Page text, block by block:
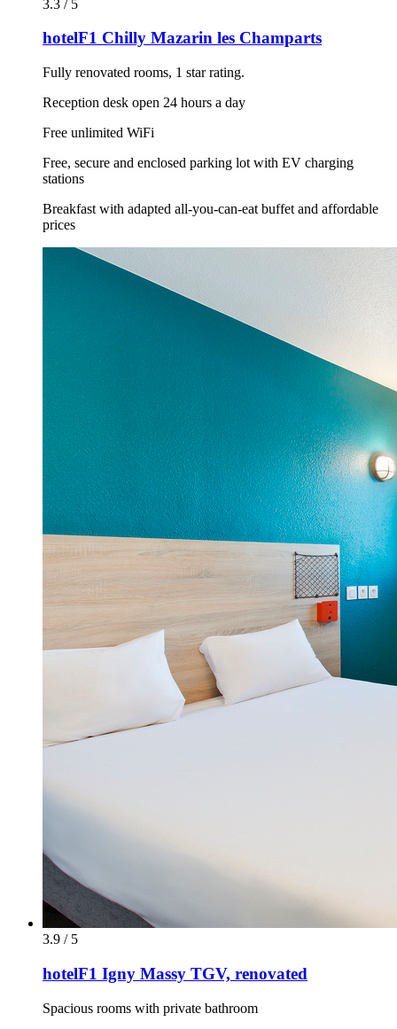
3.3 / 5
hotelF1 Chilly Mazarin les Champarts
Fully renovated rooms, 1 star rating.
Reception desk open 24 hours a day
Free unlimited WiFi
Free, secure and enclosed parking lot with EV charging
stations
Breakfast with adapted all-you-can-eat buffet and affordable
prices
3.9 / 5
hotelF1 Igny Massy TGV, renovated
Spacious rooms with private bathroom